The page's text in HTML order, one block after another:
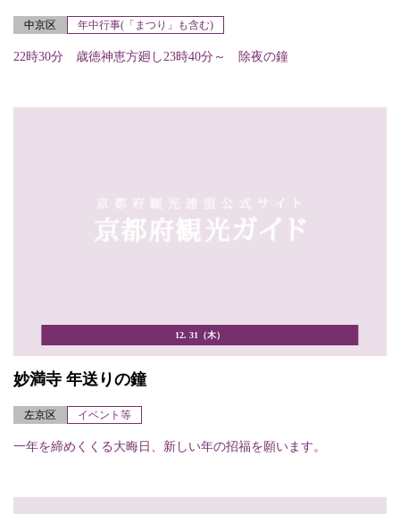
中京区 年中行事(「まつり」も含む)
22時30分 歳徳神恵方廻し23時40分～ 除夜の鐘
12. 31（木）
妙満寺 年送りの鐘
左京区 イベント等
一年を締めくくる大晦日、新しい年の招福を願います。